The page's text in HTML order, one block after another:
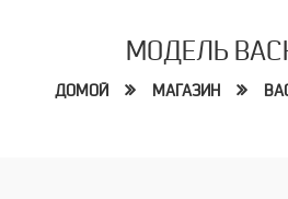
МОДЕЛЬ
ДОМОЙ МАГАЗИН